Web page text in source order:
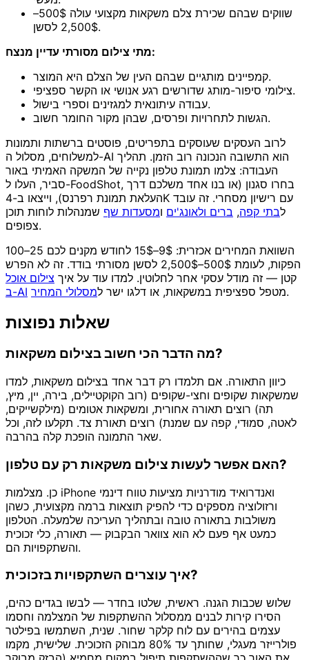
שווקים שבהם שכירת צלם משקאות מקצועי עולה 500$–
2,500$ לסשן.
מתי צילום מסורתי עדיין מנצח:
קמפיינים מותגיים שבהם העין של הצלם היא המוצר.
צילומי סיפור-מותג שדורשים רגע אנושי או הקשר ספציפי.
עבודה עיתונאית למגזינים וספרי בישול.
הגשות לתחרויות ופרסים, שבהן מקור החומר חשוב.
לרוב העסקים שעוסקים בתפריטים, פוסטים ברשתות ותמונות
למשלוחים, מסלול ה-AI הוא התשובה הנכונה רוב הזמן. תהליך
העבודה: צלמו תמונת טלפון נקייה של המשקה האמיתי באור
סביר, העלו ל-FoodShot, בחרו סגנון (או בנו אחד משלכם דרך
העלאת תמונת רפרנס), וייצאו ב-4K עם רישיון מסחרי. זה עובד
לבתי קפה, ברים ולאונג'ים ומסעדות שף שמנהלות לוחות תוכן
צפופים.
השוואת המחירים אכזרית: 9$–15$ לחודש מקנים לכם 25–100
הפקות, לעומת 500$–2,500$ לסשן מסורתי בודד. זה לא הפרש
קטן — זה מודל עסקי אחר לחלוטין. למדו עוד על איך צילום אוכל
ב-AI
מטפל ספציפית במשקאות, או דלגו ישר למסלולי המחיר .
שאלות נפוצות
מה הדבר הכי חשוב בצילום משקאות?
כיוון התאורה. אם תלמדו רק דבר אחד בצילום משקאות, למדו
שמשקאות שקופים וחצי-שקופים (רוב הקוקטיילים, בירה, יין, מיץ,
תה) רוצים תאורה אחורית, ומשקאות אטומים (מילקשייקים,
לאטה, סמוּדי, קפה עם שמנת) רוצים תאורת צד. תקלעו לזה, וכל
שאר התמונה הופכת קלה בהרבה.
האם אפשר לעשות צילום משקאות רק עם טלפון?
כן. מצלמות iPhone ואנדרואיד מודרניות מציעות טווח דינמי
ורזולוציה מספקים כדי להפיק תוצאות ברמה מקצועית, כשהן
משולבות בתאורה טובה ובתהליך העריכה שלמעלה. הטלפון
כמעט אף פעם לא הוא צוואר הבקבוק — תאורה, כלי זכוכית
והשתקפויות הם.
איך עוצרים השתקפויות בזכוכית?
שלוש שכבות הגנה. ראשית, שלטו בחדר — לבשו בגדים כהים,
הסירו קירות לבנים ממסלול ההשתקפות של המצלמה וחסמו
עצמים בהירים עם לוח קלקר שחור. שנית, השתמשו בפילטר
פולרייזר מעגלי, שחותך עד 80% מבוהק הזכוכית. שלישית, מקמו